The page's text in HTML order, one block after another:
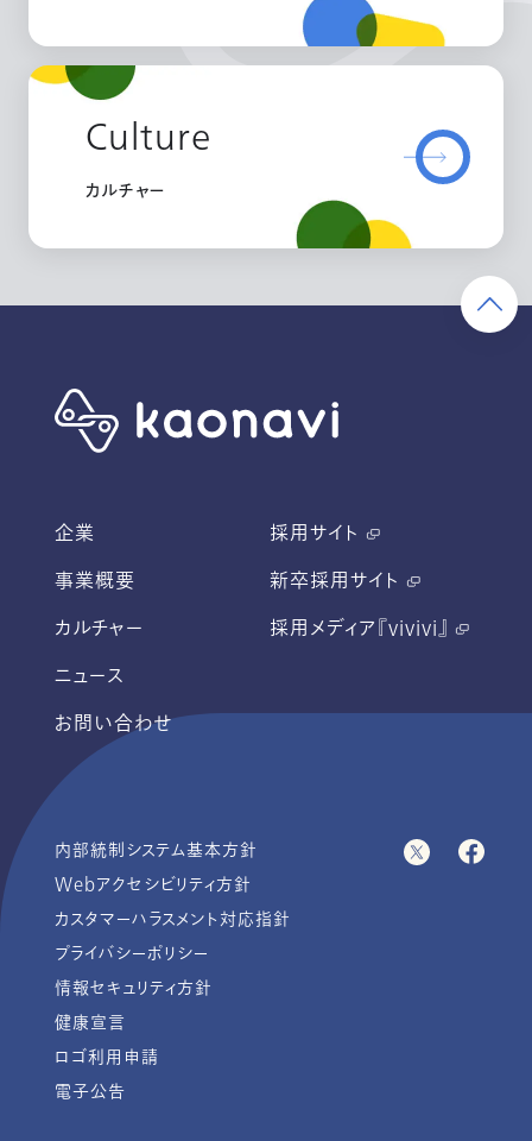
Culture
カルチャー
企業
事業概要
カルチャー
ニュース
お問い合わせ
採用サイト
新卒採用サイト
採用メディア『vivivi』
内部統制システム基本方針
Webアクセシビリティ方針
カスタマーハラスメント対応指針
プライバシーポリシー
情報セキュリティ方針
健康宣言
ロゴ利用申請
電子公告